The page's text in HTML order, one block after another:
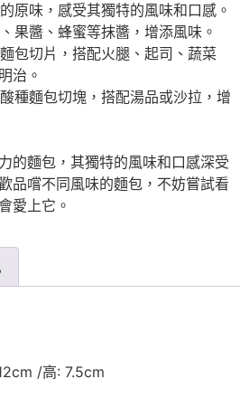
原味，感受其獨特的風味和口感。
果醬、蜂蜜等抹醬，增添風味。
包切片，搭配火腿、起司、蔬菜
治。
種麵包切塊，搭配湯品或沙拉，增
的麵包，其獨特的風味和口感深受
品嚐不同風味的麵包，不妨嘗試看
愛上它。
/高: 7.5cm